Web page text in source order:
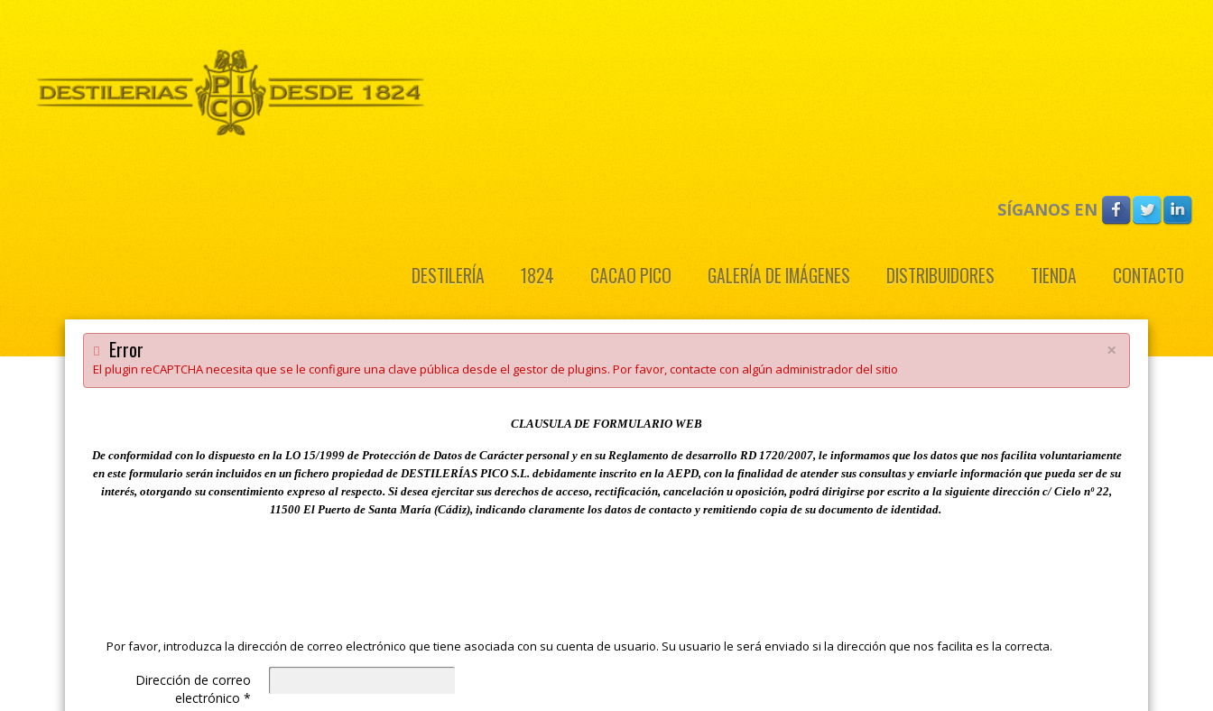
SÍGANOS EN
DESTILERÍA 1824 CACAO PICO GALERÍA DE IMÁGENES DISTRIBUIDORES TIENDA CONTACTO
×
Error
El plugin reCAPTCHA necesita que se le configure una clave pública desde el gestor de plugins. Por favor, contacte con algún administrador del sitio
CLAUSULA DE FORMULARIO WEB
De conformidad con lo dispuesto en la LO 15/1999 de Protección de Datos de Carácter personal y en su Reglamento de desarrollo RD 1720/2007, le informamos que los datos que nos facilita voluntariamente
en este formulario serán incluidos en un fichero propiedad de DESTILERÍAS PICO S.L. debidamente inscrito en la AEPD, con la finalidad de atender sus consultas y enviarle información que pueda ser de su
interés, otorgando su consentimiento expreso al respecto. Si desea ejercitar sus derechos de acceso, rectificación, cancelación u oposición, podrá dirigirse por escrito a la siguiente dirección c/ Cielo nº 22,
11500 El Puerto de Santa María (Cádiz), indicando claramente los datos de contacto y remitiendo copia de su documento de identidad.
Por favor, introduzca la dirección de correo electrónico que tiene asociada con su cuenta de usuario. Su usuario le será enviado si la dirección que nos facilita es la correcta.
Dirección de correo
electrónico *